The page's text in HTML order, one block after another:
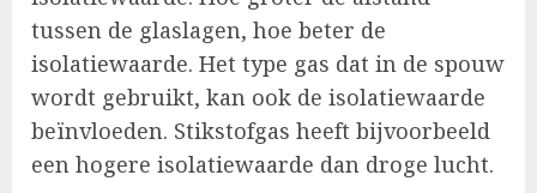
tussen de glaslagen, hoe beter de
isolatiewaarde. Het type gas dat in de spouw
wordt gebruikt, kan ook de isolatiewaarde
beïnvloeden. Stikstofgas heeft bijvoorbeeld
een hogere isolatiewaarde dan droge lucht.